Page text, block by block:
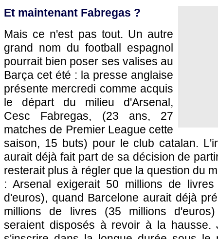
Et maintenant Fabregas ?
Mais ce n'est pas tout. Un autre
grand nom du football espagnol
pourrait bien poser ses valises au
Barça cet été : la presse anglaise
présente mercredi comme acquis
le départ du milieu d'Arsenal,
Cesc Fabregas, (23 ans, 27
matches de Premier League cette
saison, 15 buts) pour le club catalan.
aurait déjà fait part de sa décision de
resterait plus à régler que la question du
: Arsenal exigerait 50 millions de
d'euros), quand Barcelone aurait déjà
millions de livres (35 millions
seraient disposés à revoir à la hausse.